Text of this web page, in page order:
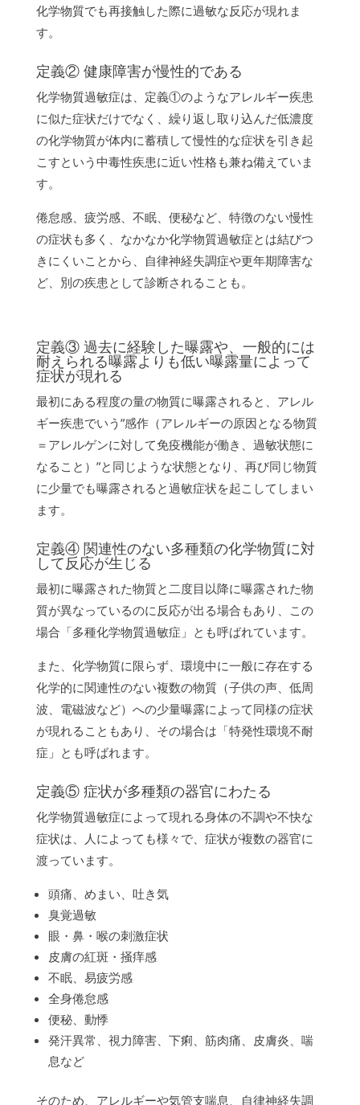
化学物質でも再接触した際に過敏な反応が現れま
す。
定義② 健康障害が慢性的である
化学物質過敏症は、定義①のようなアレルギー疾患
に似た症状だけでなく、繰り返し取り込んだ低濃度
の化学物質が体内に蓄積して慢性的な症状を引き起
こすという中毒性疾患に近い性格も兼ね備えていま
す。
倦怠感、疲労感、不眠、便秘など、特徴のない慢性
の症状も多く、なかなか化学物質過敏症とは結びつ
きにくいことから、自律神経失調症や更年期障害な
ど、別の疾患として診断されることも。
定義③ 過去に経験した曝露や、一般的には
耐えられる曝露よりも低い曝露量によって
症状が現れる
最初にある程度の量の物質に曝露されると、アレル
ギー疾患でいう”感作（アレルギーの原因となる物質
＝アレルゲンに対して免疫機能が働き、過敏状態に
なること）”と同じような状態となり、再び同じ物質
に少量でも曝露されると過敏症状を起こしてしまい
ます。
定義④ 関連性のない多種類の化学物質に対
して反応が生じる
最初に曝露された物質と二度目以降に曝露された物
質が異なっているのに反応が出る場合もあり、この
場合「多種化学物質過敏症」とも呼ばれています。
また、化学物質に限らず、環境中に一般に存在する
化学的に関連性のない複数の物質（子供の声、低周
波、電磁波など）への少量曝露によって同様の症状
が現れることもあり、その場合は「特発性環境不耐
症」とも呼ばれます。
定義⑤ 症状が多種類の器官にわたる
化学物質過敏症によって現れる身体の不調や不快な
症状は、人によっても様々で、症状が複数の器官に
渡っています。
頭痛、めまい、吐き気
臭覚過敏
眼・鼻・喉の刺激症状
皮膚の紅斑・掻痒感
不眠、易疲労感
全身倦怠感
便秘、動悸
発汗異常、視力障害、下痢、筋肉痛、皮膚炎、喘
息など
そのため、アレルギーや気管支喘息、自律神経失調